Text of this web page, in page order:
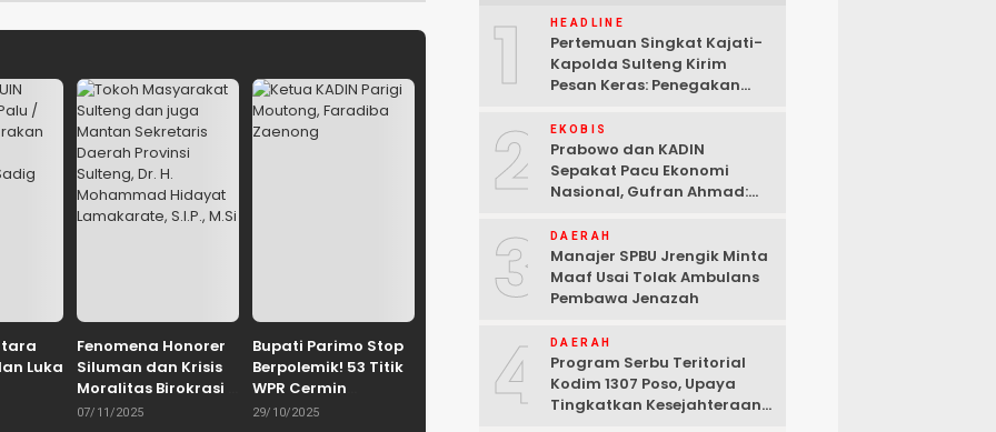
Luka
Fenomena Honorer
Siluman dan Krisis
Moralitas Birokrasi
Oleh: Dr. H.
07/11/2025
Bupati Parimo Stop
Berpolemik! 53 Titik
WPR Cermin
Retaknya Tata
29/10/2025
1 HEADLINE
Pertemuan Singkat Kajati-
Kapolda Sulteng Kirim
Pesan Keras: Penegakan
2 EKOBIS
Prabowo dan KADIN
Sepakat Pacu Ekonomi
Nasional, Gufran Ahmad:
3 DAERAH
Manajer SPBU Jrengik Minta
Maaf Usai Tolak Ambulans
Pembawa Jenazah
4 DAERAH
Program Serbu Teritorial
Kodim 1307 Poso, Upaya
Tingkatkan Kesejahteraan